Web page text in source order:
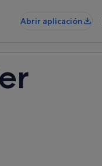
Abrir aplicación